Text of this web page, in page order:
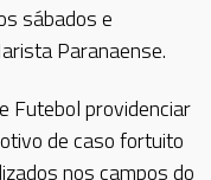
sábados e
Paranaense.
Futebol providenciar
de caso fortuito
nos campos do